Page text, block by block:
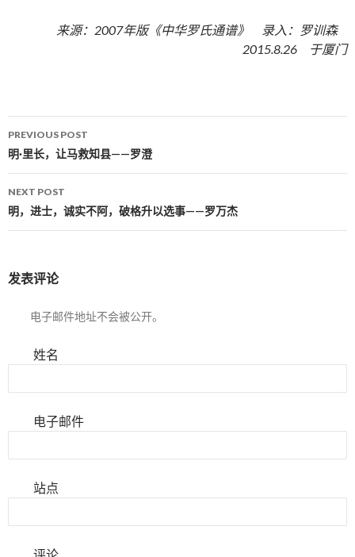
来源：2007年版《中华罗氏通谱》 录入：罗训森
2015.8.26 于厦门
Post navigation
PREVIOUS POST
明·里长，让马救知县——罗澄
NEXT POST
明，进士，诚实不阿，破格升以选事——罗万杰
发表评论
电子邮件地址不会被公开。
姓名
电子邮件
站点